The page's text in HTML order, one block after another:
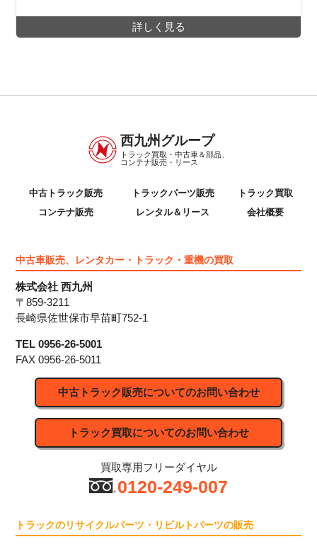
詳しく見る
西九州グループ
トラック買取・中古車＆部品、
コンテナ販売・リース
中古トラック販売 トラックパーツ販売
トラック買取
コンテナ販売
レンタル＆リース 会社概要
中古車販売、レンタカー・トラック・重機の買取
株式会社 西九州
〒859-3211
長崎県佐世保市早苗町752-1
TEL 0956-26-5001
FAX 0956-26-5011
中古トラック販売についてのお問い合わせ
トラック買取についてのお問い合わせ
買取専用フリーダイヤル
0120-249-007
トラックのリサイクルパーツ・リビルトパーツの販売